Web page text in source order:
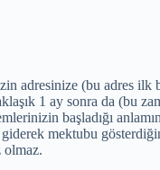
adresinize (bu adres ilk
1 ay sonra da (bu
başladığı
mektubu
olmaz.